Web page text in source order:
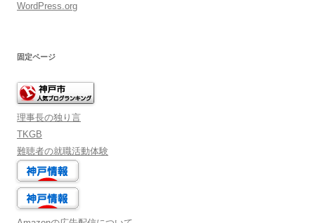
WordPress.org
固定ページ
理事長の独り言
TKGB
難聴者の就職活動体験